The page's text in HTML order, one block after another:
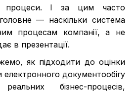
процеси. І за цим часто
— наскільки система
процесам компанії, а не
в презентації.
як підходити до оцінки
документообігу
бізнес-процесів,